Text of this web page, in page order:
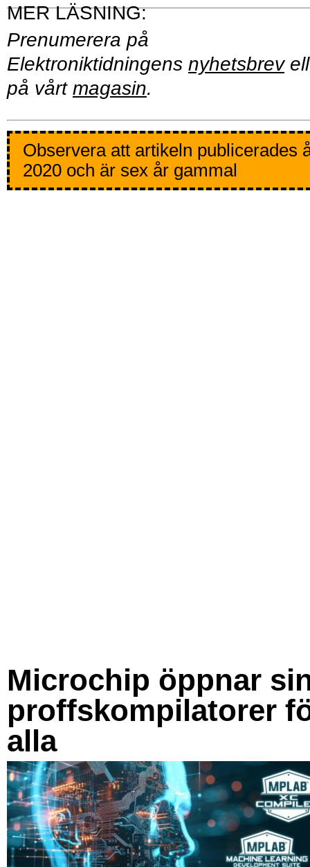
Prenumerera på
Elektroniktidningens nyhetsbrev
på vårt magasin.
Observera att artikeln publicerades
2020 och är sex år gammal
Microchip öppnar
proffskompilatorer
alla